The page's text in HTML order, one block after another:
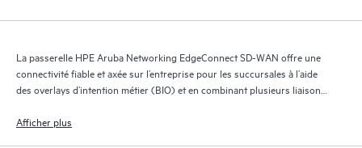
La passerelle HPE Aruba Networking EdgeConnect SD-WAN offre une
connectivité fiable et axée sur l’entreprise pour les succursales à l’aide
des overlays d’intention métier (BIO) et en combinant plusieurs liaisons,
Afficher plus